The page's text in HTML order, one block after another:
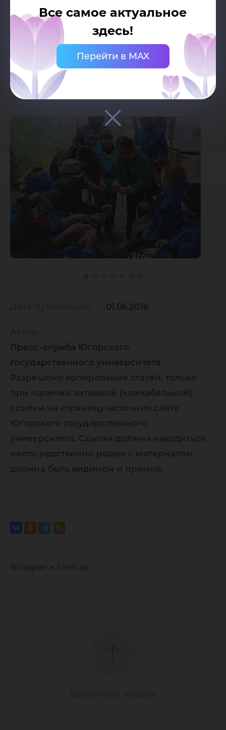
Все самое актуальное
здесь!
Перейти в MAX
наградили грамотой за второе место после
прохождения «Полосы препятствий».
Элина Аминова
01.06.2016
Пресс-служба Югорского
государственного университета
Разрешено копирование статей, только
при наличии активной (кликабельной)
ссылки на страницу-источник сайта
Югорского государственного
университета. Ссылка должна находиться
непосредственно рядом с материалом,
должна быть видимой и прямой.
Возврат к списку